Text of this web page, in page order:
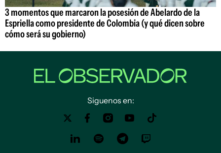
3 momentos que marcaron la posesión de Abelardo de la
Espriella como presidente de Colombia (y qué dicen sobre
cómo será su gobierno)
Siguenos en: